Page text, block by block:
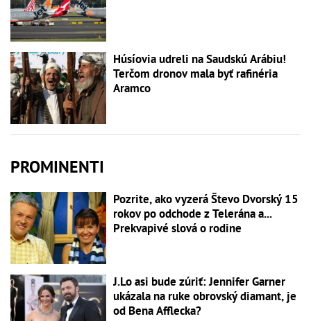
Húsíovia udreli na Saudskú Arábiu!
Terčom dronov mala byť rafinéria
Aramco
PROMINENTI
Pozrite, ako vyzerá Števo Dvorský 15
rokov po odchode z Telerána a...
Prekvapivé slová o rodine
J.Lo asi bude zúriť: Jennifer Garner
ukázala na ruke obrovský diamant, je
od Bena Afflecka?